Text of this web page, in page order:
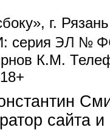
г.
серия ЭЛ №
К.М.
e-mail)
сайта